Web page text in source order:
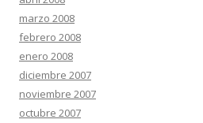
marzo 2008
febrero 2008
enero 2008
diciembre 2007
noviembre 2007
octubre 2007